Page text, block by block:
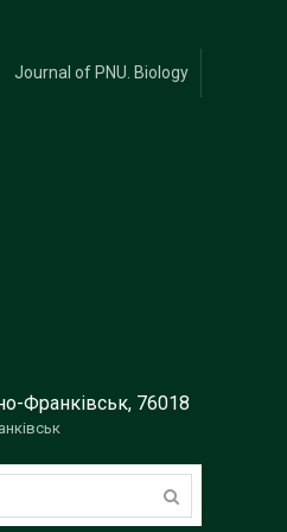
Journal of PNU. Biology
Франківськ, 76018